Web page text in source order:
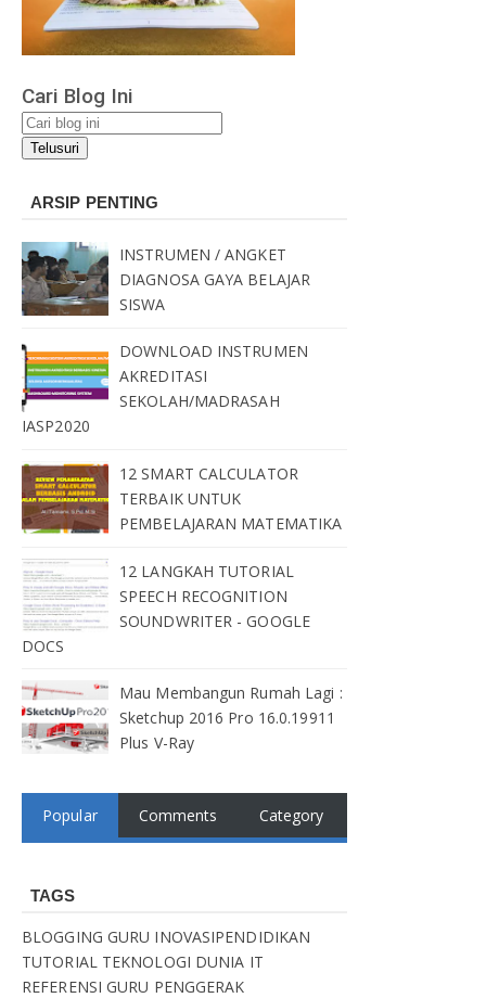
Cari Blog Ini
ARSIP PENTING
INSTRUMEN / ANGKET
DIAGNOSA GAYA BELAJAR
SISWA
DOWNLOAD INSTRUMEN
AKREDITASI
SEKOLAH/MADRASAH
IASP2020
12 SMART CALCULATOR
TERBAIK UNTUK
PEMBELAJARAN MATEMATIKA
12 LANGKAH TUTORIAL
SPEECH RECOGNITION
SOUNDWRITER - GOOGLE
DOCS
Mau Membangun Rumah Lagi :
Sketchup 2016 Pro 16.0.19911
Plus V-Ray
Popular Comments Category
TAGS
BLOGGING GURU INOVASIPENDIDIKAN
TUTORIAL TEKNOLOGI DUNIA IT
REFERENSI GURU PENGGERAK